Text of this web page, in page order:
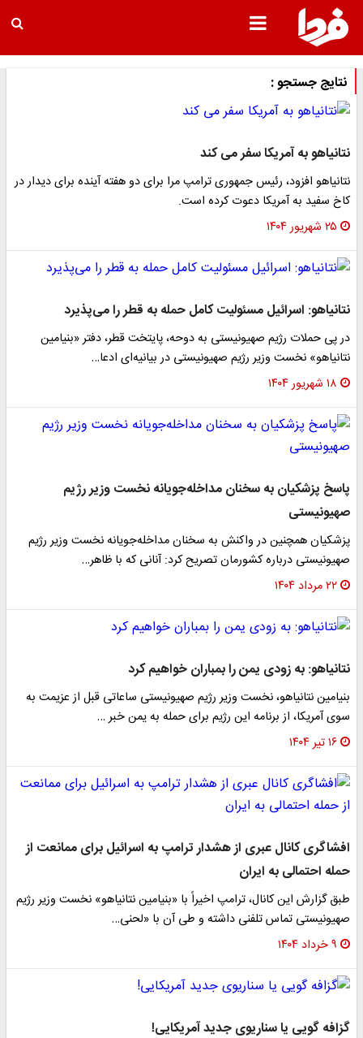
نتایج جستجو :
نتانیاهو به آمریکا سفر می کند
نتانیاهو افزود، رئیس جمهوری ترامپ مرا برای دو هفته آینده برای دیدار در
کاخ سفید به آمریکا دعوت کرده است.
۲۵ شهریور ۱۴۰۴
نتانیاهو: اسرائیل مسئولیت کامل حمله به قطر را می‌پذیرد
در پی حملات رژیم صهیونیستی به دوحه، پایتخت قطر، دفتر «بنیامین
نتانیاهو» نخست وزیر رژیم صهیونیستی در بیانیه‌ای ادعا…
۱۸ شهریور ۱۴۰۴
پاسخ پزشکیان به سخنان مداخله‌جویانه نخست وزیر رژیم
صهیونیستی
پزشکیان همچنین در واکنش به سخنان مداخله‌جویانه نخست وزیر رژیم
صهیونیستی درباره کشورمان تصریح کرد: آنانی که با ظاهر…
۲۲ مرداد ۱۴۰۴
نتانیاهو: به زودی یمن را بمباران خواهیم کرد
بنیامین نتانیاهو، نخست وزیر رژیم صهیونیستی ساعاتی قبل از عزیمت به
سوی آمریکا، از برنامه این رژیم برای حمله به یمن خبر …
۱۶ تیر ۱۴۰۴
افشاگری کانال عبری از هشدار ترامپ به اسرائیل برای ممانعت از
حمله احتمالی به ایران
طبق گزارش این کانال، ترامپ اخیراً با «بنیامین نتانیاهو» نخست وزیر رژیم
صهیونیستی تماس تلفنی داشته و طی آن با «لحنی…
۹ خرداد ۱۴۰۴
گزافه گویی یا سناریوی جدید آمریکایی!